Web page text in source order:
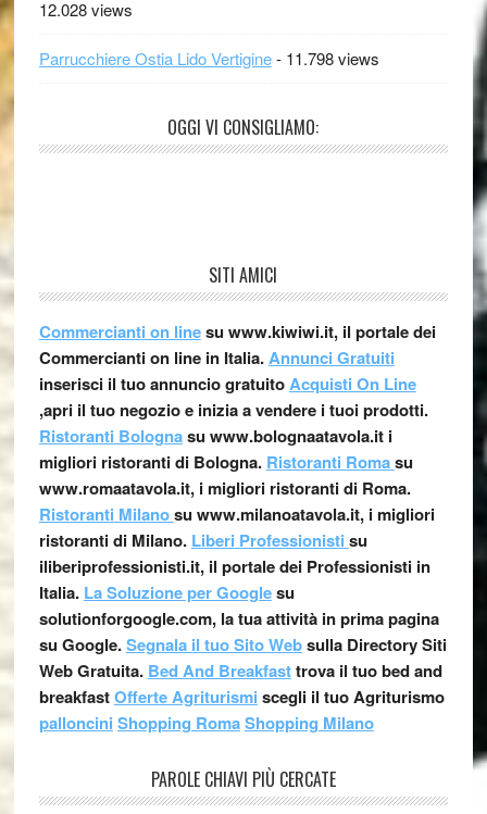
12.028 views
Parrucchiere Ostia Lido Vertigine- 11.798 views
OGGI VI CONSIGLIAMO:
SITI AMICI
Commercianti on linesu www.kiwiwi.it, il portale dei
Commercianti on line in Italia.Annunci Gratuiti
inserisci il tuo annuncio gratuitoAcquisti On Line
,apri il tuo negozio e inizia a vendere i tuoi prodotti.
Ristoranti Bolognasu www.bolognaatavola.it i
migliori ristoranti di Bologna. Ristoranti Romasu
www.romaatavola.it, i migliori ristoranti di Roma.
Ristoranti Milanosu www.milanoatavola.it, i migliori
ristoranti di Milano. Liberi Professionisti su
iliberiprofessionisti.it, il portale dei Professionisti in
Italia. La Soluzione per Googlesu
solutionforgoogle.com, la tua attività in prima pagina
su Google.Segnala il tuo Sito Websulla Directory Siti
Web Gratuita. Bed And Breakfasttrova il tuo bed and
breakfastOfferte Agriturismi scegli il tuo Agriturismo
palloncini Shopping RomaShopping Milano
PAROLE CHIAVI PIÙ CERCATE